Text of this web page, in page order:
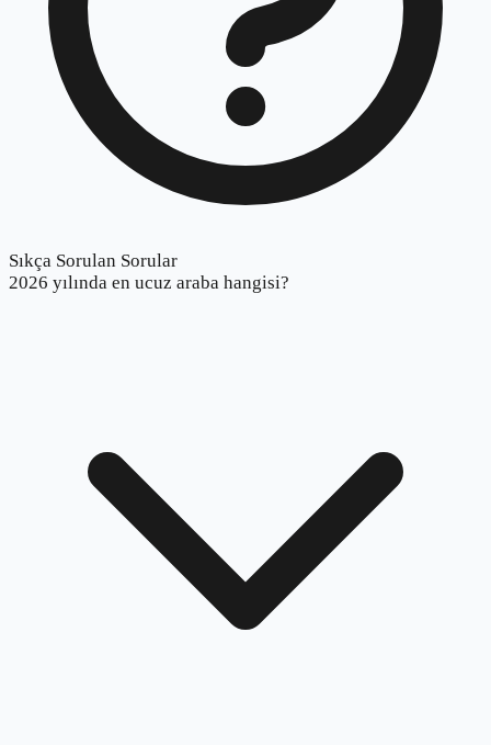
Sıkça Sorulan Sorular
2026 yılında en ucuz araba hangisi?